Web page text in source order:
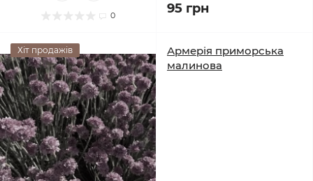
0 95 грн
Хіт продажів
Армерія приморська
малинова